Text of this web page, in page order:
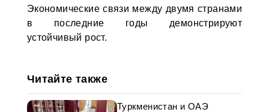
Экономические связи между двумя странами
в последние годы демонстрируют
устойчивый рост.
Читайте также
Туркменистан и ОАЭ